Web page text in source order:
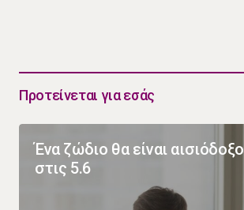
Προτείνεται για εσάς
Ένα ζώδιο θα είναι αισιόδοξο
στις 5.6